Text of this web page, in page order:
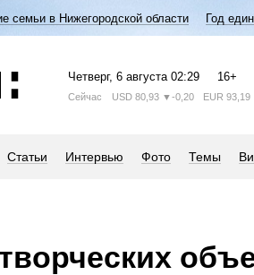
семьи в Нижегородской области Год
Четверг, 6 августа 02:29 16+
Сейчас USD 80,93 ▼-0,20 EUR 93,19
Статьи Интервью Фото Темы